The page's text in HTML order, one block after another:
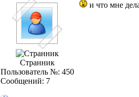
Странник
Пользователь №: 450
Сообщений: 7
и что мне